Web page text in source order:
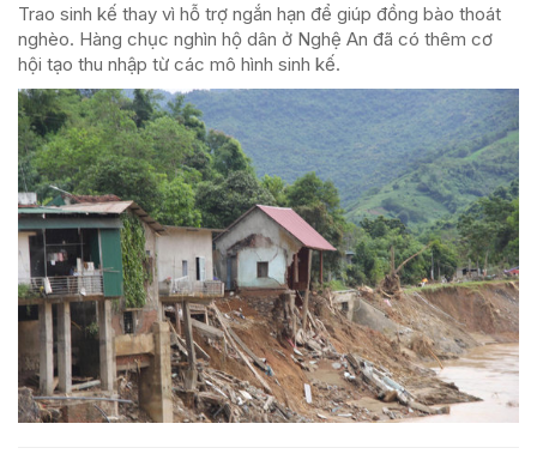
Trao sinh kế thay vì hỗ trợ ngắn hạn để giúp đồng bào thoát
nghèo. Hàng chục nghìn hộ dân ở Nghệ An đã có thêm cơ
hội tạo thu nhập từ các mô hình sinh kế.